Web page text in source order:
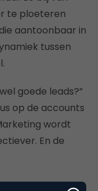
te ploeteren
aantoonbaar in
tussen
goede leads?”
op de accounts
wordt
En de